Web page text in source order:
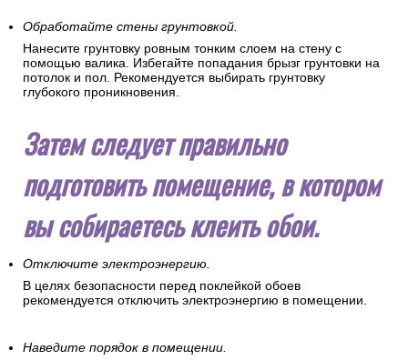
Обработайте стены грунтовкой.
Нанесите грунтовку ровным тонким слоем на стену с
помощью валика. Избегайте попадания брызг грунтовки на
потолок и пол. Рекомендуется выбирать грунтовку
глубокого проникновения.
Затем следует правильно
подготовить помещение, в котором
вы собираетесь клеить обои.
Отключите электроэнергию.
В целях безопасности перед поклейкой обоев
рекомендуется отключить электроэнергию в помещении.
Наведите порядок в помещении.